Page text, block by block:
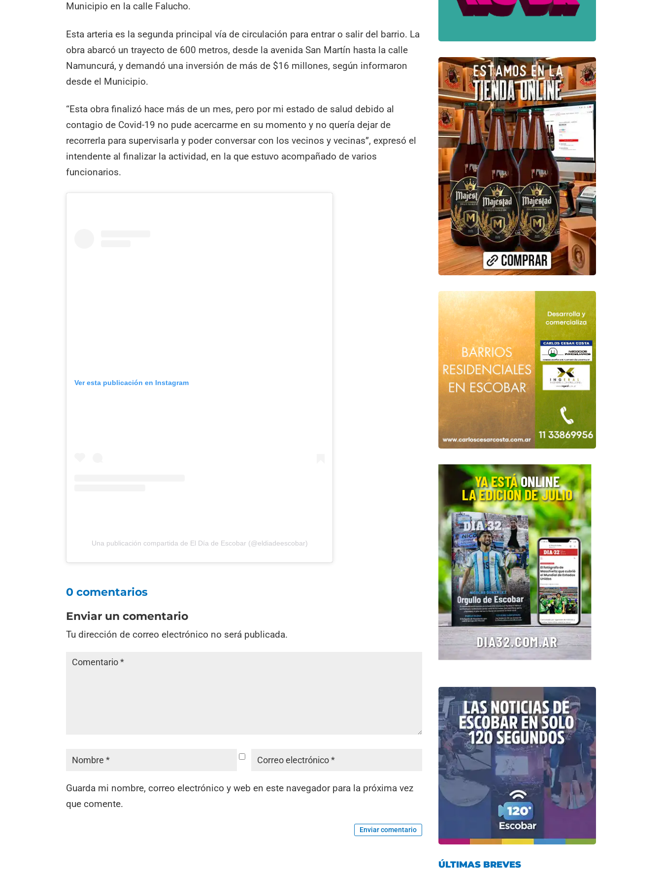
Municipio en la calle Falucho.
Esta arteria es la segunda principal vía de circulación para entrar o salir del barrio. La
obra abarcó un trayecto de 600 metros, desde la avenida San Martín hasta la calle
Namuncurá, y demandó una inversión de más de $16 millones, según informaron
desde el Municipio.
“Esta obra finalizó hace más de un mes, pero por mi estado de salud debido al
contagio de Covid-19 no pude acercarme en su momento y no quería dejar de
recorrerla para supervisarla y poder conversar con los vecinos y vecinas”, expresó el
intendente al finalizar la actividad, en la que estuvo acompañado de varios
funcionarios.
Ver esta publicación en Instagram
Una publicación compartida de El Día de Escobar (@eldiadeescobar)
0 comentarios
Enviar un comentario
Tu dirección de correo electrónico no será publicada.
Guarda mi nombre, correo electrónico y web en este navegador para la próxima vez
que comente.
Enviar comentario
ÚLTIMAS BREVES